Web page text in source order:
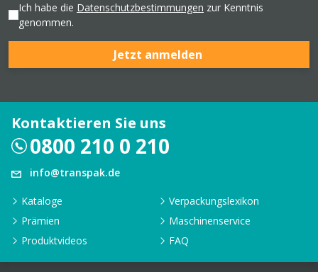
Ich habe die Datenschutzbestimmungen zur Kenntnis
genommen.
Jetzt anmelden
Kontaktieren Sie uns
0800 210 0 210
info@transpak.de
Kataloge
Verpackungslexikon
Prämien
Maschinenservice
Produktvideos
FAQ